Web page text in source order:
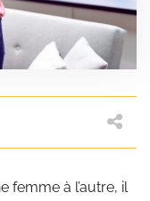
femme à l’autre, il